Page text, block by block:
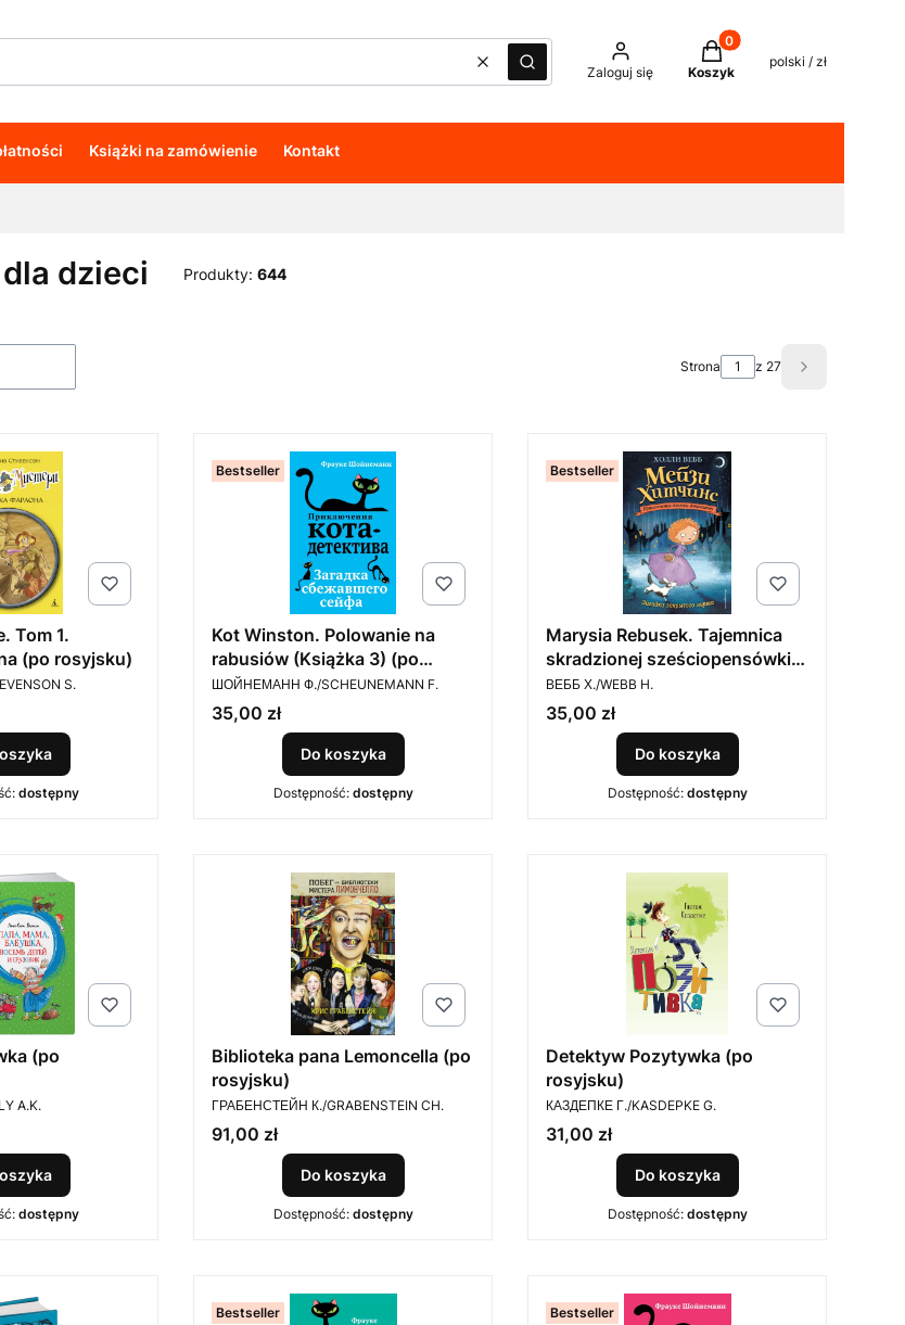
WyczyśćSzukaj Zaloguj się
Produkty w koszyku: 0.
Koszyk
polski / zł
Książki na zamówienie Kontakt
dzieci Produkty: 644
Strona z 27 Następne
Tom 1.
(po rosyjsku)
S.
dostępny
Bestseller
Kot Winston. Polowanie na
rabusiów (Książka 3) (po
rosyjsku)
PRODUCENT
ШОЙНЕМАНН Ф./SCHEUNEMANN F.
Cena
35,00 zł
Do koszyka
Dostępność: dostępny
Bestseller
Marysia Rebusek. Tajemnica
skradzionej sześciopensówki
(po rosyjsku)
PRODUCENT
ВЕББ Х./WEBB H.
Cena
35,00 zł
Do koszyka
Dostępność: dostępny
(po
A.K.
dostępny
Biblioteka pana Lemoncella (po
rosyjsku)
PRODUCENT
ГРАБЕНСТЕЙН К./GRABENSTEIN CH.
Cena
91,00 zł
Do koszyka
Dostępność: dostępny
Detektyw Pozytywka (po
rosyjsku)
PRODUCENT
КАЗДЕПКЕ Г./KASDEPKE G.
Cena
31,00 zł
Do koszyka
Dostępność: dostępny
Bestseller Bestseller